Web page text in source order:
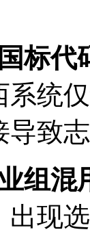
标代
系统
导致
组混
出现